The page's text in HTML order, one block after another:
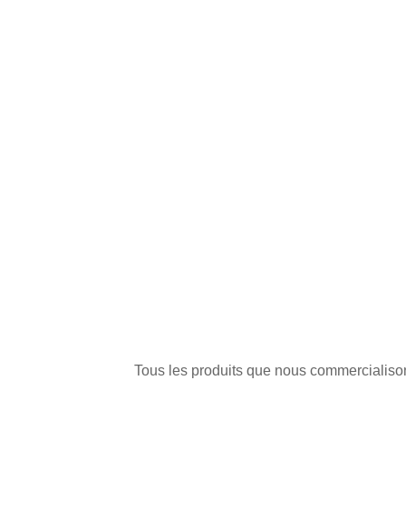
Tous les produits que nous